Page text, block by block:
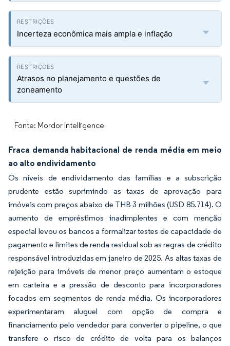
Incerteza econômica mais ampla e inflação
Atrasos no planejamento e questões de
zoneamento
Fonte: Mordor Intelligence
Fraca demanda habitacional de renda média em meio
ao alto endividamento
Os níveis de endividamento das famílias e a subscrição
prudente estão suprimindo as taxas de aprovação para
imóveis com preços abaixo de THB 3 milhões (USD 85.714). O
aumento de empréstimos inadimplentes e com menção
especial levou os bancos a formalizar testes de capacidade de
pagamento e limites de renda residual sob as regras de crédito
responsável introduzidas em janeiro de 2025. As altas taxas de
rejeição para imóveis de menor preço aumentam o estoque
em carteira e a pressão de desconto para incorporadores
focados em segmentos de renda média. Os incorporadores
experimentaram aluguel com opção de compra e
financiamento pelo vendedor para converter o pipeline, o que
transfere o risco de crédito de volta para os balanços